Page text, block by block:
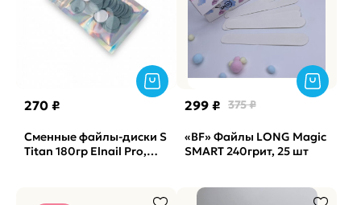
270 ₽
Сменные файлы-диски S
Titan 180гр Elnail Pro,
299 ₽ 375 ₽
«BF» Файлы LONG Magic
SMART 240грит, 25 шт